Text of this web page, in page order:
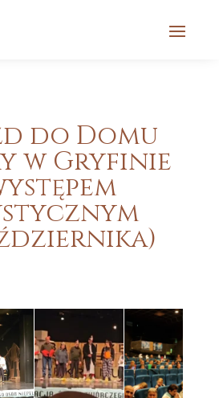
do Domu
w Gryfinie